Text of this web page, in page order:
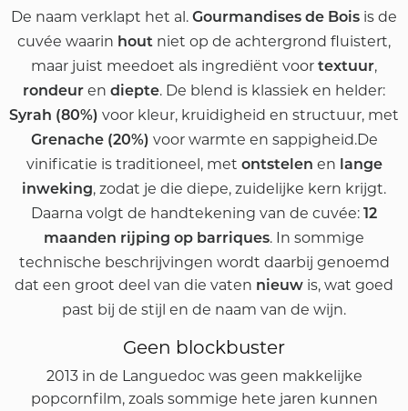
De naam verklapt het al. Gourmandises de Bois is de
cuvée waarin hout niet op de achtergrond fluistert,
maar juist meedoet als ingrediënt voor textuur,
rondeur en diepte. De blend is klassiek en helder:
Syrah (80%) voor kleur, kruidigheid en structuur, met
Grenache (20%) voor warmte en sappigheid.De
vinificatie is traditioneel, met ontstelen en
lange
inweking, zodat je die diepe, zuidelijke kern krijgt.
Daarna volgt de handtekening van de cuvée:
12
maanden rijping op barriques. In sommige
technische beschrijvingen wordt daarbij genoemd
dat een groot deel van die vaten nieuw is, wat goed
past bij de stijl en de naam van de wijn.
Geen blockbuster
2013 in de Languedoc was geen makkelijke
popcornfilm, zoals sommige hete jaren kunnen